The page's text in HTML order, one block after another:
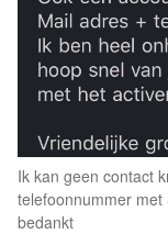
Ik kan geen contact
telefoonnummer
bedankt